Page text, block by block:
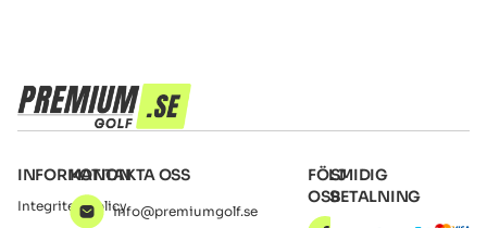
INFORMATION
Integritetspolicy
KONTAKTA OSS
info@premiumgolf.se
FÖLJ
OSS
SMIDIG
BETALNING